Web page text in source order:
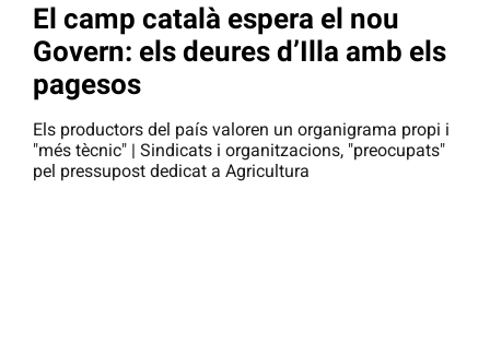
El camp català espera el nou
Govern: els deures d’Illa amb els
pagesos
Els productors del país valoren un organigrama propi i
"més tècnic" | Sindicats i organitzacions, "preocupats"
pel pressupost dedicat a Agricultura